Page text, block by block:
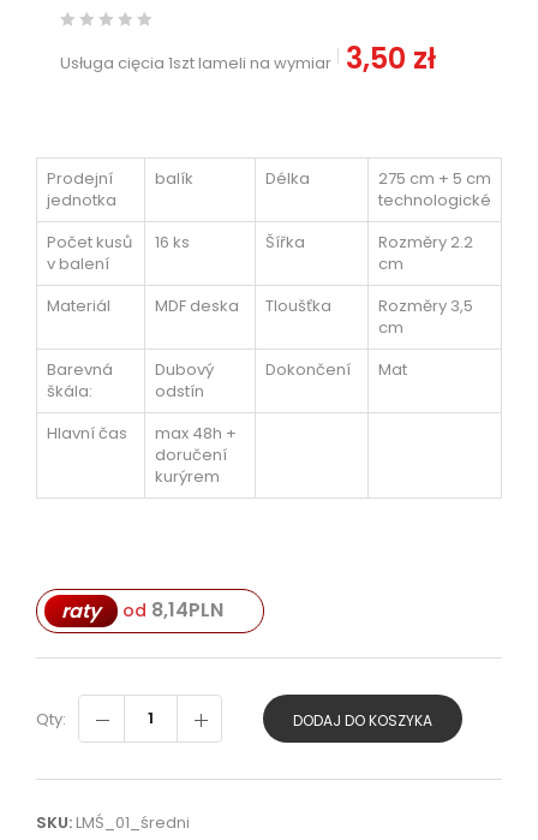
Usługa cięcia 1szt lameli na wymiar 3,50 zł
Prodejní
jednotka
balík Délka
275 cm + 5 cm
technologické
Počet kusů
v balení
16 ks Šířka
Rozměry 2.2
cm
Materiál
MDF deska Tloušťka
Rozměry 3,5
cm
Barevná
škála:
Dubový
odstín
Dokončení Mat
Hlavní čas
max 48h +
doručení
kurýrem
raty od 8,14PLN
Qty: DODAJ DO KOSZYKA
SKU: LMŚ_01_średni